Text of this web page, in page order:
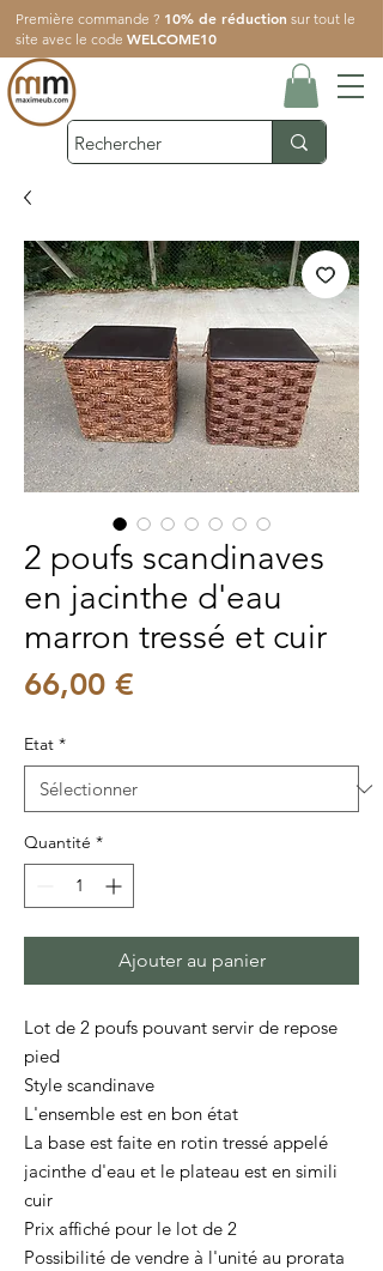
Première commande ? 10% de réduction sur tout le
site avec le code WELCOME10
2 poufs scandinaves
en jacinthe d'eau
marron tressé et cuir
66,00 €
Etat *
Quantité *
Ajouter au panier
Lot de 2 poufs pouvant servir de repose
pied
Style scandinave
L'ensemble est en bon état
La base est faite en rotin tressé appelé
jacinthe d'eau et le plateau est en simili
cuir
Prix affiché pour le lot de 2
Possibilité de vendre à l'unité au prorata